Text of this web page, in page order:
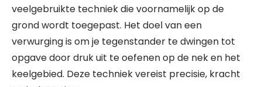
veelgebruikte techniek die voornamelijk op de
grond wordt toegepast. Het doel van een
verwurging is om je tegenstander te dwingen tot
opgave door druk uit te oefenen op de nek en het
keelgebied. Deze techniek vereist precisie, kracht